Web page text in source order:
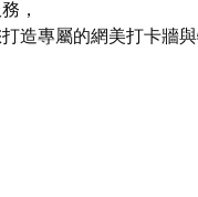
，
造專屬的網美打卡牆與